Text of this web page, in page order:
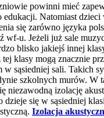
powinni mieć
Natomiast dzieci
się zarówno języka
wf-u. Jeżeli już sale
blisko jakiejś innej
klasy mogą znacznie
w sąsiedniej sali. Takich
szkolnych murów. W
niezawodną izolację
dzieje się w sąsiedniej
Izolacja